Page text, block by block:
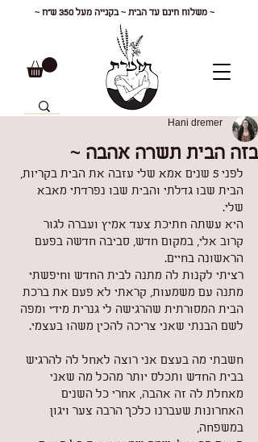
~ משלוח חינם עד הבית ~ בקנייה מעל 350 ש"ח ~
בזה הבית תשרה אהבה ~
Hani dremer
לפני 5 שנים אמא שלי עזבה את הבית בקריות,
הבית שבו גדלתי והבית שבו נפרדתי מאבא
שלי.
היא עשתה חתיכת צעד אמיץ ועברה לגור
קרוב אלי, במקום חדש, סביבה חדשה בפעם
הראשונה בחיים.
רציתי לקנות לה מתנה לבית החדש וחיפשתי
מתנה עם משמעות, קראתי לא פעם את ברכת
הבית המסורתית שהרגישה לי גנרית מידי ומפה
לשם הבנתי שאני צריכה להכין משהו בעצמי.
חשבתי מה בעצם אני רוצה לאחל לה להרגיש
בבית החדש ותכלס יותר מהכל מה שאני
מאחלת לה זה אהבה, אחרי כל השנים
האחרונות שעברנו כלכך הרבה צער ויגון
במשפחה,